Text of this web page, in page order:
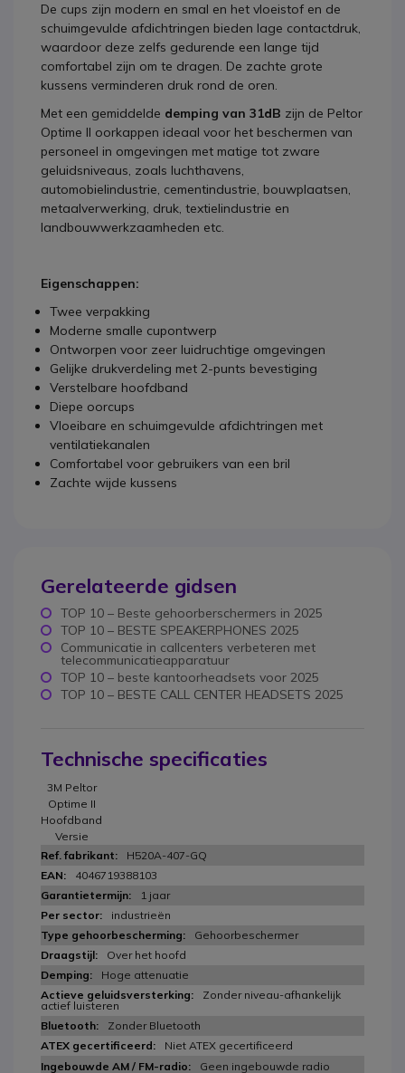
De cups zijn modern en smal en het vloeistof en de
schuimgevulde afdichtringen bieden lage contactdruk,
waardoor deze zelfs gedurende een lange tijd
comfortabel zijn om te dragen. De zachte grote
kussens verminderen druk rond de oren.
Met een gemiddelde demping van 31dB zijn de Peltor
Optime II oorkappen ideaal voor het beschermen van
personeel in omgevingen met matige tot zware
geluidsniveaus, zoals luchthavens,
automobielindustrie, cementindustrie, bouwplaatsen,
metaalverwerking, druk, textielindustrie en
landbouwwerkzaamheden etc.
Eigenschappen:
Twee verpakking
Moderne smalle cupontwerp
Ontworpen voor zeer luidruchtige omgevingen
Gelijke drukverdeling met 2-punts bevestiging
Verstelbare hoofdband
Diepe oorcups
Vloeibare en schuimgevulde afdichtringen met
ventilatiekanalen
Comfortabel voor gebruikers van een bril
Zachte wijde kussens
Gerelateerde gidsen
TOP 10 – Beste gehoorberschermers in 2025
TOP 10 – BESTE SPEAKERPHONES 2025
Communicatie in callcenters verbeteren met
telecommunicatieapparatuur
TOP 10 – beste kantoorheadsets voor 2025
TOP 10 – BESTE CALL CENTER HEADSETS 2025
Technische specificaties
3M Peltor
Optime II
Hoofdband
Versie
H520A-407-GQ
4046719388103
1 jaar
industrieën
Gehoorbeschermer
Over het hoofd
Hoge attenuatie
Zonder niveau-afhankelijk
actief luisteren
Zonder Bluetooth
Niet ATEX gecertificeerd
Geen ingebouwde radio